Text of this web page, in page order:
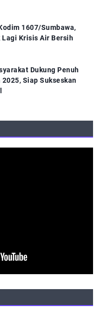
1607/Sumbawa,
Lagi Krisis Air Bersih
Dukung Penuh
Siap Sukseskan